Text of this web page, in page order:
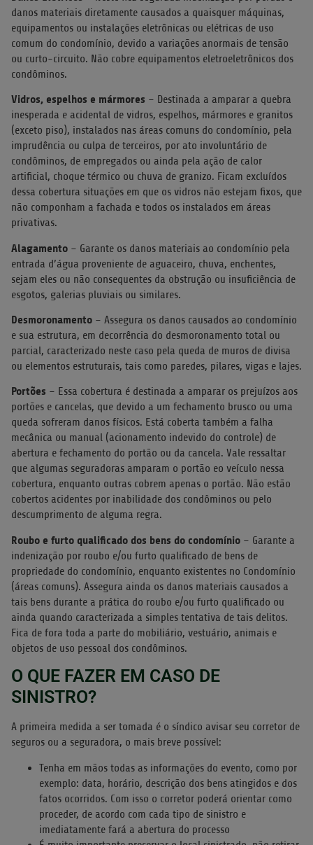
danos materiais diretamente causados a quaisquer máquinas,
equipamentos ou instalações eletrônicas ou elétricas de uso
comum do condomínio, devido a variações anormais de tensão
ou curto-circuito. Não cobre equipamentos eletroeletrônicos dos
condôminos.
Vidros, espelhos e mármores – Destinada a amparar a quebra
inesperada e acidental de vidros, espelhos, mármores e granitos
(exceto piso), instalados nas áreas comuns do condomínio, pela
imprudência ou culpa de terceiros, por ato involuntário de
condôminos, de empregados ou ainda pela ação de calor
artificial, choque térmico ou chuva de granizo. Ficam excluídos
dessa cobertura situações em que os vidros não estejam fixos, que
não componham a fachada e todos os instalados em áreas
privativas.
Alagamento – Garante os danos materiais ao condomínio pela
entrada d’água proveniente de aguaceiro, chuva, enchentes,
sejam eles ou não consequentes da obstrução ou insuficiência de
esgotos, galerias pluviais ou similares.
Desmoronamento – Assegura os danos causados ao condomínio
e sua estrutura, em decorrência do desmoronamento total ou
parcial, caracterizado neste caso pela queda de muros de divisa
ou elementos estruturais, tais como paredes, pilares, vigas e lajes.
Portões – Essa cobertura é destinada a amparar os prejuízos aos
portões e cancelas, que devido a um fechamento brusco ou uma
queda sofreram danos físicos. Está coberta também a falha
mecânica ou manual (acionamento indevido do controle) de
abertura e fechamento do portão ou da cancela. Vale ressaltar
que algumas seguradoras amparam o portão eo veículo nessa
cobertura, enquanto outras cobrem apenas o portão. Não estão
cobertos acidentes por inabilidade dos condôminos ou pelo
descumprimento de alguma regra.
Roubo e furto qualificado dos bens do condomínio – Garante a
indenização por roubo e/ou furto qualificado de bens de
propriedade do condomínio, enquanto existentes no Condomínio
(áreas comuns). Assegura ainda os danos materiais causados a
tais bens durante a prática do roubo e/ou furto qualificado ou
ainda quando caracterizada a simples tentativa de tais delitos.
Fica de fora toda a parte do mobiliário, vestuário, animais e
objetos de uso pessoal dos condôminos.
O QUE FAZER EM CASO DE
SINISTRO?
A primeira medida a ser tomada é o síndico avisar seu corretor de
seguros ou a seguradora, o mais breve possível:
Tenha em mãos todas as informações do evento, como por
exemplo: data, horário, descrição dos bens atingidos e dos
fatos ocorridos. Com isso o corretor poderá orientar como
proceder, de acordo com cada tipo de sinistro e
imediatamente fará a abertura do processo